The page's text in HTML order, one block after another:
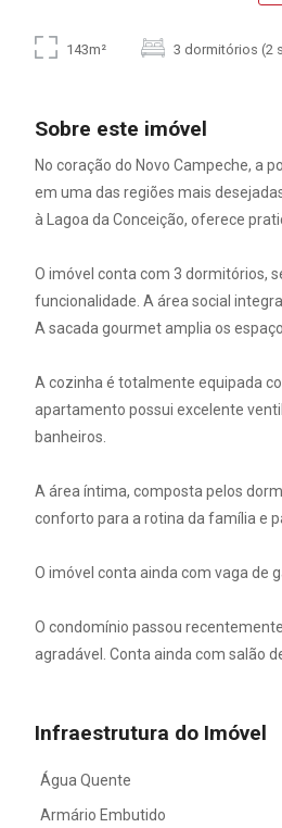
143m² 3 dormitórios (2
Sobre este imóvel
No coração do Novo Campeche, a
em uma das regiões mais
à Lagoa da Conceição, oferece
O imóvel conta com 3 dormitórios,
funcionalidade. A área social
A sacada gourmet amplia os
A cozinha é totalmente equipada
apartamento possui excelente
banheiros.
A área íntima, composta pelos
conforto para a rotina da família e
O imóvel conta ainda com vaga de
O condomínio passou
agradável. Conta ainda com salão
Infraestrutura do Imóvel
Água Quente
Armário Embutido